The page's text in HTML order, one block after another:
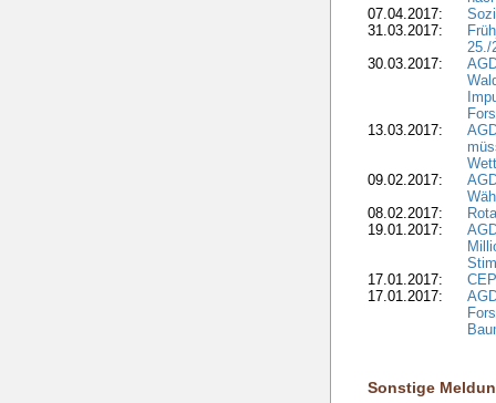
07.04.2017:
31.03.2017:
25./
30.03.2017:
13.03.2017:
09.02.2017:
08.02.2017:
19.01.2017:
17.01.2017:
17.01.2017:
Sonstige